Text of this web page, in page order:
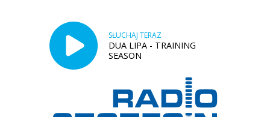
SŁUCHAJ TERAZ
DUA LIPA - TRAINING
SEASON